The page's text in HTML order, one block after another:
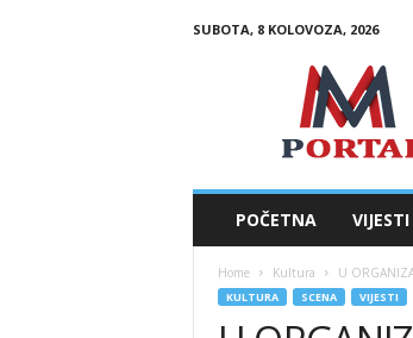
SUBOTA, 8 KOLOVOZA, 2026
POČETNA VIJESTI
Home Kultura U
KULTURA SCENA VIJESTI